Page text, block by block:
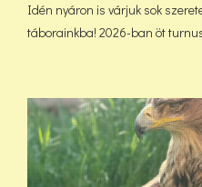
Idén nyáron is várjuk sok
táborainkba! 2026-ban öt